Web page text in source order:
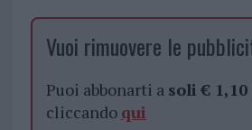
Vuoi rimuovere le
Puoi abbonarti a soli €
cliccando qui